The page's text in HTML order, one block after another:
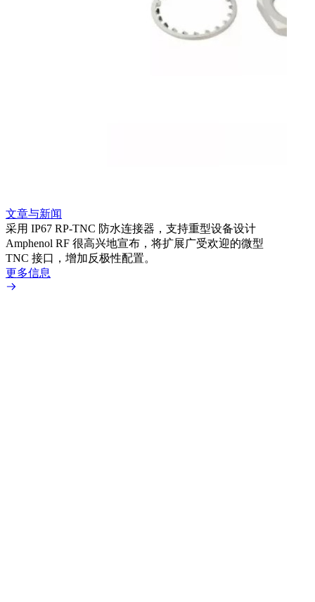
文章与新闻
采用 IP67 RP-TNC 防水连接器，支持重型设备设计
Amphenol RF 很高兴地宣布，将扩展广受欢迎的微型
TNC 接口，增加反极性配置。
更多信息